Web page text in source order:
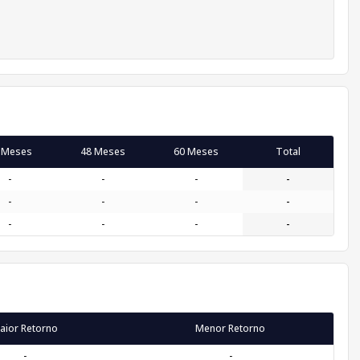
48 Meses 60 Meses Total
- - - -
- - - -
- - - -
Retorno Menor Retorno
- -